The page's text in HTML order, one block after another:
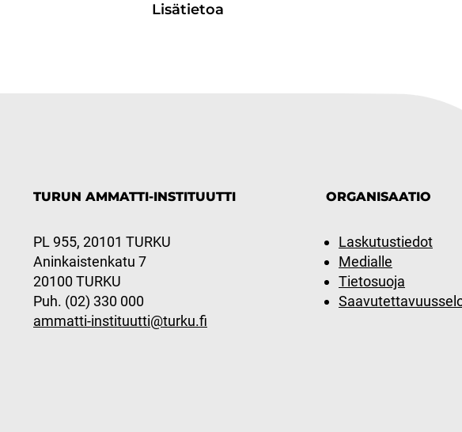
Lisätietoa
TURUN AMMATTI-INSTITUUTTI
PL 955, 20101 TURKU
Aninkaistenkatu 7
20100 TURKU
Puh. (02) 330 000
ammatti-instituutti@turku.fi
ORGANISAATIO
Laskutustiedot
Medialle
Tietosuoja